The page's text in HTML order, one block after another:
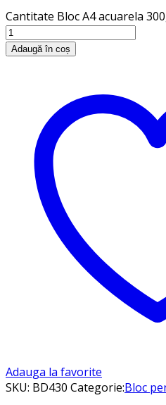
Cantitate Bloc A4 acuarela
Adaugă în coș
Adauga la favorite
SKU: BD430 Categorie:Bloc